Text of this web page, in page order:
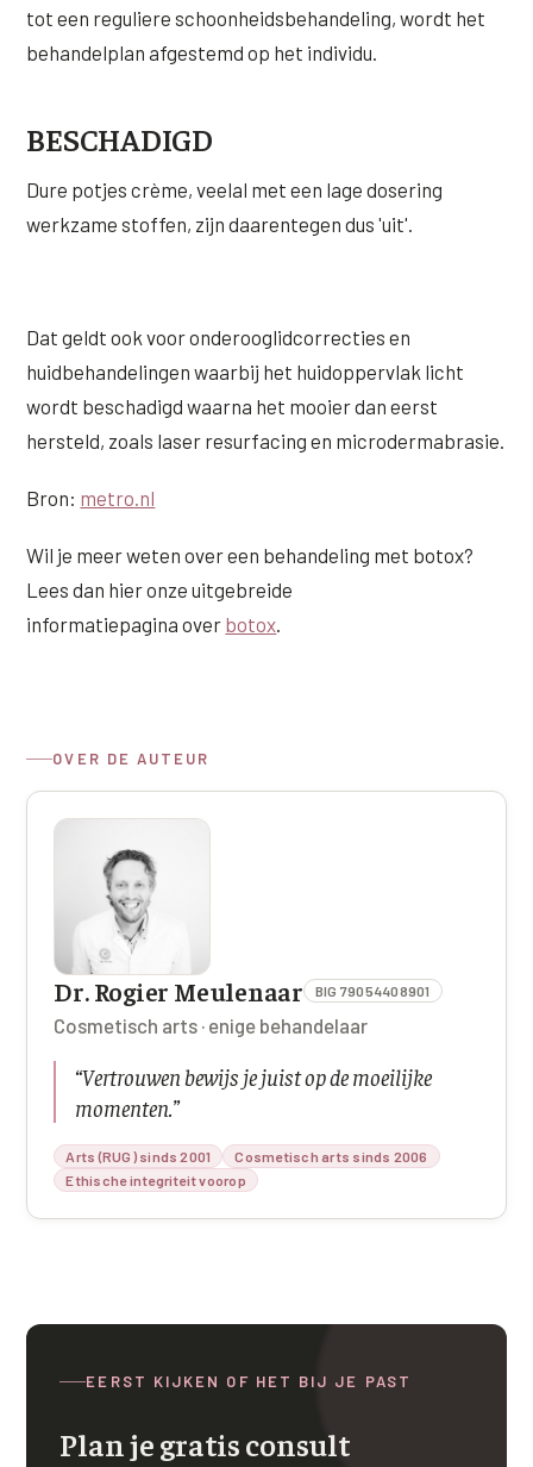
Kaalheid en haarverlies
Bekijk alle zones →
RRS HA Eyes
XL Hair
tot een reguliere schoonheidsbehandeling, wordt het
behandelplan afgestemd op het individu.
BESCHADIGD
Dure potjes crème, veelal met een lage dosering
werkzame stoffen, zijn daarentegen dus 'uit'.
Dat geldt ook voor onderooglidcorrecties en
huidbehandelingen waarbij het huidoppervlak licht
wordt beschadigd waarna het mooier dan eerst
hersteld, zoals laser resurfacing en microdermabrasie.
Bron: metro.nl
Wil je meer weten over een behandeling met botox?
Lees dan hier onze uitgebreide
informatiepagina over botox
OVER DE AUTEUR
Dr. Rogier Meulenaar BIG 79054408901
Cosmetisch arts · enige behandelaar
“Vertrouwen bewijs je juist op de moeilijke
momenten.”
Arts (RUG) sinds 2001
Cosmetisch arts sinds 2006
Ethische integriteit voorop
EERST KIJKEN OF HET BIJ JE PAST
Plan je gratis consult